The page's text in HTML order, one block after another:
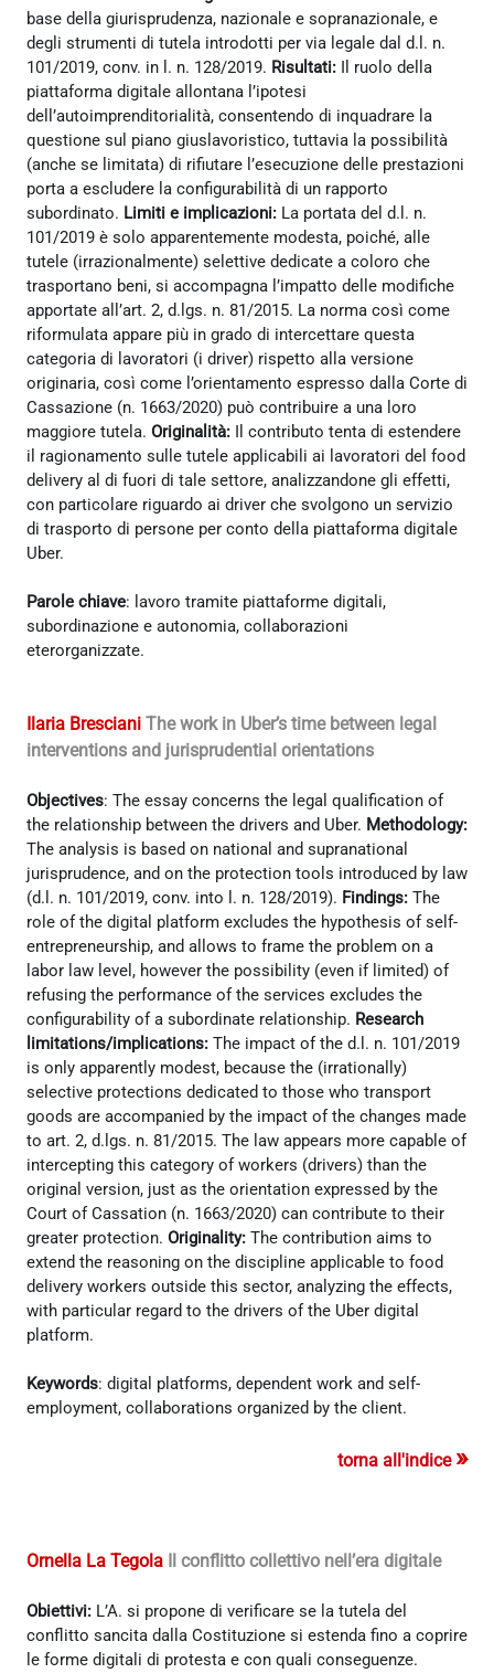
base della giurisprudenza, nazionale e sopranazionale, e
degli strumenti di tutela introdotti per via legale dal d.l. n.
101/2019, conv. in l. n. 128/2019. Risultati: Il ruolo della
piattaforma digitale allontana l’ipotesi
dell’autoimprenditorialità, consentendo di inquadrare la
questione sul piano giuslavoristico, tuttavia la possibilità
(anche se limitata) di rifiutare l’esecuzione delle prestazioni
porta a escludere la configurabilità di un rapporto
subordinato. Limiti e implicazioni: La portata del d.l. n.
101/2019 è solo apparentemente modesta, poiché, alle
tutele (irrazionalmente) selettive dedicate a coloro che
trasportano beni, si accompagna l’impatto delle modifiche
apportate all’art. 2, d.lgs. n. 81/2015. La norma così come
riformulata appare più in grado di intercettare questa
categoria di lavoratori (i driver) rispetto alla versione
originaria, così come l’orientamento espresso dalla Corte di
Cassazione (n. 1663/2020) può contribuire a una loro
maggiore tutela. Originalità: Il contributo tenta di estendere
il ragionamento sulle tutele applicabili ai lavoratori del food
delivery al di fuori di tale settore, analizzandone gli effetti,
con particolare riguardo ai driver che svolgono un servizio
di trasporto di persone per conto della piattaforma digitale
Uber.
Parole chiave: lavoro tramite piattaforme digitali,
subordinazione e autonomia, collaborazioni
eterorganizzate.
Ilaria Bresciani The work in Uber’s time between legal
interventions and jurisprudential orientations
Objectives: The essay concerns the legal qualification of
the relationship between the drivers and Uber. Methodology:
The analysis is based on national and supranational
jurisprudence, and on the protection tools introduced by law
(d.l. n. 101/2019, conv. into l. n. 128/2019). Findings: The
role of the digital platform excludes the hypothesis of self-
entrepreneurship, and allows to frame the problem on a
labor law level, however the possibility (even if limited) of
refusing the performance of the services excludes the
configurability of a subordinate relationship. Research
limitations/implications: The impact of the d.l. n. 101/2019
is only apparently modest, because the (irrationally)
selective protections dedicated to those who transport
goods are accompanied by the impact of the changes made
to art. 2, d.lgs. n. 81/2015. The law appears more capable of
intercepting this category of workers (drivers) than the
original version, just as the orientation expressed by the
Court of Cassation (n. 1663/2020) can contribute to their
greater protection. Originality: The contribution aims to
extend the reasoning on the discipline applicable to food
delivery workers outside this sector, analyzing the effects,
with particular regard to the drivers of the Uber digital
platform.
Keywords: digital platforms, dependent work and self-
employment, collaborations organized by the client.
torna all'indice »
Ornella La Tegola Il conflitto collettivo nell’era digitale
Obiettivi: L’A. si propone di verificare se la tutela del
conflitto sancita dalla Costituzione si estenda fino a coprire
le forme digitali di protesta e con quali conseguenze.